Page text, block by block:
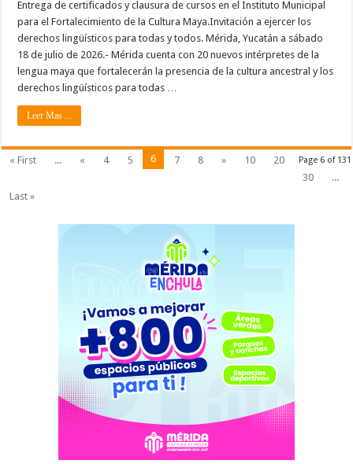
Entrega de certificados y clausura de cursos en el Instituto Municipal
para el Fortalecimiento de la Cultura Maya.Invitación a ejercer los
derechos lingüísticos para todas y todos. Mérida, Yucatán a sábado
18 de julio de 2026.- Mérida cuenta con 20 nuevos intérpretes de la
lengua maya que fortalecerán la presencia de la cultura ancestral y los
derechos lingüísticos para todas …
Leer Mas ...
Page 6 of 131
« First ... « 4 5 6 7 8 » 10
20
30
...
Last »